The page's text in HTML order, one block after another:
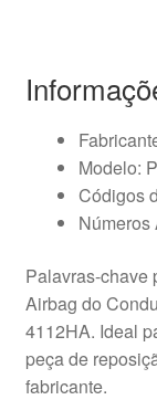
Modelo:
Códigos
Palavras-chave
Airbag do
4112HA. Ideal
peça de
fabricante.